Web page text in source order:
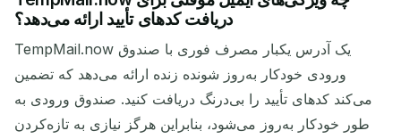
دریافت کدهای تأیید ارائه می‌دهد؟
TempMail.now یک آدرس یکبار مصرف فوری با صندوق
ورودی خودکار به‌روز شونده زنده ارائه می‌دهد که تضمین
می‌کند کدهای تأیید را بی‌درنگ دریافت کنید. صندوق ورودی به
طور خودکار به‌روز می‌شود، بنابراین هرگز نیازی به تازه‌کردن